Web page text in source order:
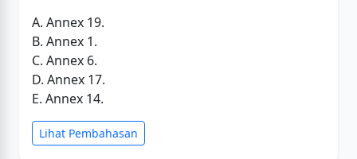
A. Annex 19.
B. Annex 1.
C. Annex 6.
D. Annex 17.
E. Annex 14.
Lihat Pembahasan